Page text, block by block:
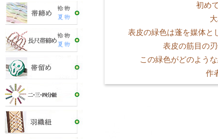
初め
表皮の緑色は蓬を媒体と
表皮の筋目の
この緑色がどのよう
作